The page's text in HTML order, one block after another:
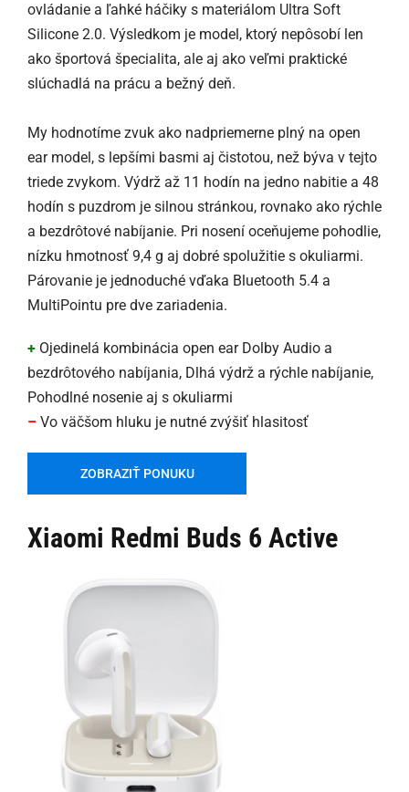
ovládanie a ľahké háčiky s materiálom Ultra Soft
Silicone 2.0. Výsledkom je model, ktorý nepôsobí len
ako športová špecialita, ale aj ako veľmi praktické
slúchadlá na prácu a bežný deň.
My hodnotíme zvuk ako nadpriemerne plný na open
ear model, s lepšími basmi aj čistotou, než býva v tejto
triede zvykom. Výdrž až 11 hodín na jedno nabitie a 48
hodín s puzdrom je silnou stránkou, rovnako ako rýchle
a bezdrôtové nabíjanie. Pri nosení oceňujeme pohodlie,
nízku hmotnosť 9,4 g aj dobré spolužitie s okuliarmi.
Párovanie je jednoduché vďaka Bluetooth 5.4 a
MultiPointu pre dve zariadenia.
+ Ojedinelá kombinácia open ear Dolby Audio a
bezdrôtového nabíjania, Dlhá výdrž a rýchle nabíjanie,
Pohodlné nosenie aj s okuliarmi
– Vo väčšom hluku je nutné zvýšiť hlasitosť
ZOBRAZIŤ PONUKU
Xiaomi Redmi Buds 6 Active